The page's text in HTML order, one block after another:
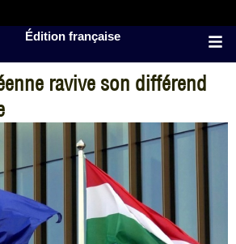
Édition française
ravive son différend